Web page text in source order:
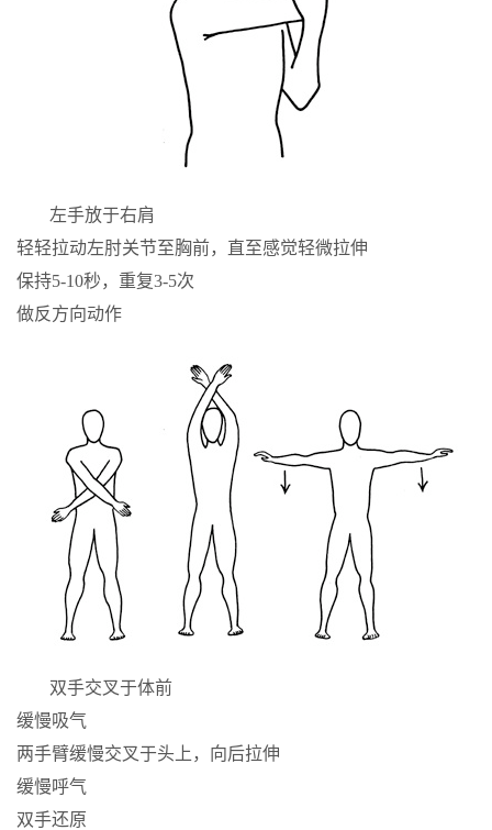
左手放于右肩
轻轻拉动左肘关节至胸前，直至感觉轻微拉伸
保持5-10秒，重复3-5次
做反方向动作
双手交叉于体前
缓慢吸气
两手臂缓慢交叉于头上，向后拉伸
缓慢呼气
双手还原